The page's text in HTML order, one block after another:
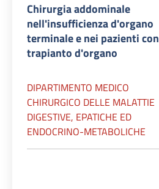
Chirurgia addominale
nell'insufficienza d'organo
terminale e nei pazienti con
trapianto d'organo
DIPARTIMENTO MEDICO
CHIRURGICO DELLE MALATTIE
DIGESTIVE, EPATICHE ED
ENDOCRINO-METABOLICHE